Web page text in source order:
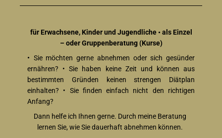
für Erwachsene, Kinder und Jugendliche • als Einzel
– oder Gruppenberatung (Kurse)
• Sie möchten gerne abnehmen oder sich gesünder
ernähren? • Sie haben keine Zeit und können aus
bestimmten Gründen keinen strengen Diätplan
einhalten? • Sie finden einfach nicht den richtigen
Anfang?
Dann helfe ich Ihnen gerne. Durch meine Beratung
lernen Sie, wie Sie dauerhaft abnehmen können.